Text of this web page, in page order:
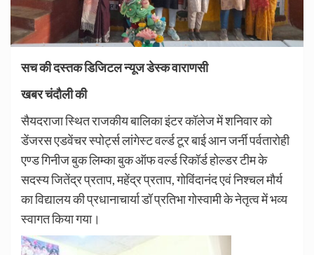
सच की दस्तक डिजिटल न्यूज डेस्क वाराणसी
खबर चंदौली की
सैयदराजा स्थित राजकीय बालिका इंटर कॉलेज में शनिवार को
डेंजरस एडवेंचर स्पोर्ट्स लांगेस्ट वर्ल्ड टूर बाई आन जर्नी पर्वतारोही
एण्ड गिनीज बुक लिम्का बुक ऑफ वर्ल्ड रिकॉर्ड होल्डर टीम के
सदस्य जितेंद्र प्रताप, महेंद्र प्रताप, गोविंदानंद एवं निश्चल मौर्य
का विद्यालय की प्रधानाचार्या डॉ प्रतिभा गोस्वामी के नेतृत्व में भव्य
स्वागत किया गया।